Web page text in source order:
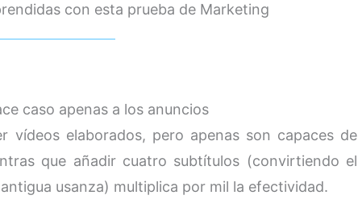
con esta prueba de Marketing
caso apenas a los anuncios
vídeos elaborados, pero apenas son capaces de
que añadir cuatro subtítulos (convirtiendo el
usanza) multiplica por mil la efectividad.